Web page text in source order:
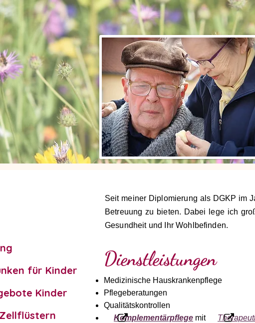
für Kinder
Kinder
Seit meiner Diplomierung als DGKP im
Betreuung zu bieten. Dabei lege ich
Gesundheit und Ihr Wohlbefinden.
Dienstleistungen
Medizinische Hauskrankenpflege
Pflegeberatungen
Qualitätskontrollen
Komplementärpflege mit